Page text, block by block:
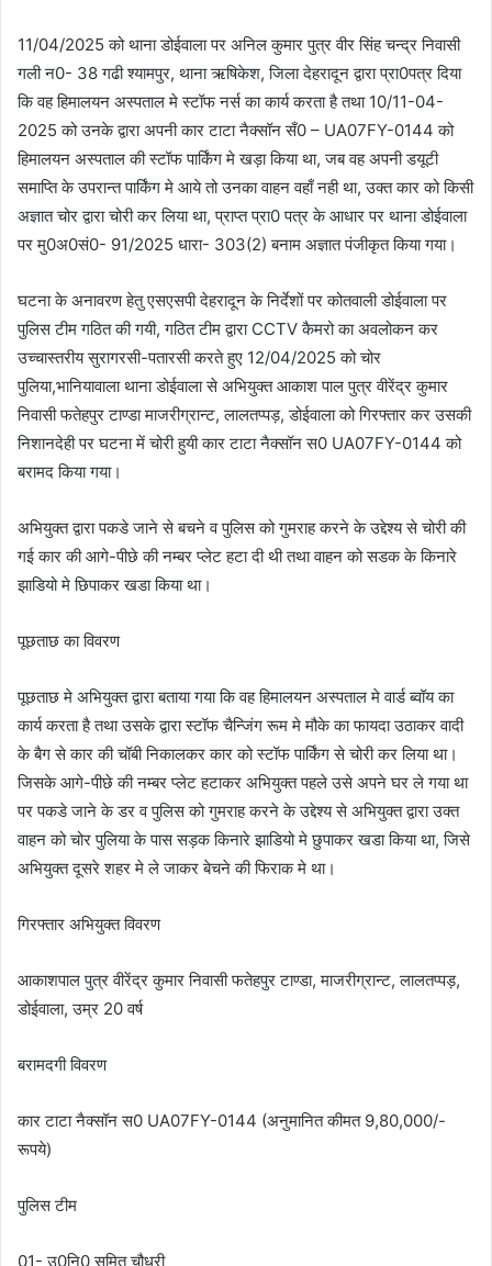
11/04/2025 को थाना डोईवाला पर अनिल कुमार पुत्र वीर सिंह चन्द्र निवासी
गली न0- 38 गढी श्यामपुर, थाना ऋषिकेश, जिला देहरादून द्वारा प्रा0पत्र दिया
कि वह हिमालयन अस्पताल मे स्टॉफ नर्स का कार्य करता है तथा 10/11-04-
2025 को उनके द्वारा अपनी कार टाटा नैक्सॉन सँ0 – UA07FY-0144 को
हिमालयन अस्पताल की स्टॉफ पार्किंग मे खड़ा किया था, जब वह अपनी डयूटी
समाप्ति के उपरान्त पार्किंग मे आये तो उनका वाहन वहाँ नही था, उक्त कार को किसी
अज्ञात चोर द्वारा चोरी कर लिया था, प्राप्त प्रा0 पत्र के आधार पर थाना डोईवाला
पर मु0अ0सं0- 91/2025 धारा- 303(2) बनाम अज्ञात पंजीकृत किया गया।
घटना के अनावरण हेतु एसएसपी देहरादून के निर्देशों पर कोतवाली डोईवाला पर
पुलिस टीम गठित की गयी, गठित टीम द्वारा CCTV कैमरो का अवलोकन कर
उच्चास्तरीय सुरागरसी-पतारसी करते हुए 12/04/2025 को चोर
पुलिया,भानियावाला थाना डोईवाला से अभियुक्त आकाश पाल पुत्र वीरेंद्र कुमार
निवासी फतेहपुर टाण्डा माजरीग्रान्ट, लालतप्पड़, डोईवाला को गिरफ्तार कर उसकी
निशानदेही पर घटना में चोरी हुयी कार टाटा नैक्सॉन स0 UA07FY-0144 को
बरामद किया गया।
अभियुक्त द्वारा पकडे जाने से बचने व पुलिस को गुमराह करने के उद्देश्य से चोरी की
गई कार की आगे-पीछे की नम्बर प्लेट हटा दी थी तथा वाहन को सडक के किनारे
झाडियो मे छिपाकर खडा किया था।
पूछताछ का विवरण
पूछताछ मे अभियुक्त द्वारा बताया गया कि वह हिमालयन अस्पताल मे वार्ड ब्वॉय का
कार्य करता है तथा उसके द्वारा स्टॉफ चैन्जिंग रूम मे मौके का फायदा उठाकर वादी
के बैग से कार की चॉबी निकालकर कार को स्टॉफ पार्किंग से चोरी कर लिया था।
जिसके आगे-पीछे की नम्बर प्लेट हटाकर अभियुक्त पहले उसे अपने घर ले गया था
पर पकडे जाने के डर व पुलिस को गुमराह करने के उद्देश्य से अभियुक्त द्वारा उक्त
वाहन को चोर पुलिया के पास सड़क किनारे झाडियो मे छुपाकर खडा किया था, जिसे
अभियुक्त दूसरे शहर मे ले जाकर बेचने की फिराक मे था।
गिरफ्तार अभियुक्त विवरण
आकाशपाल पुत्र वीरेंद्र कुमार निवासी फतेहपुर टाण्डा, माजरीग्रान्ट, लालतप्पड़,
डोईवाला, उम्र 20 वर्ष
बरामदगी विवरण
कार टाटा नैक्सॉन स0 UA07FY-0144 (अनुमानित कीमत 9,80,000/-
रूपये)
पुलिस टीम
01- उ0नि0 सुमित चौधरी